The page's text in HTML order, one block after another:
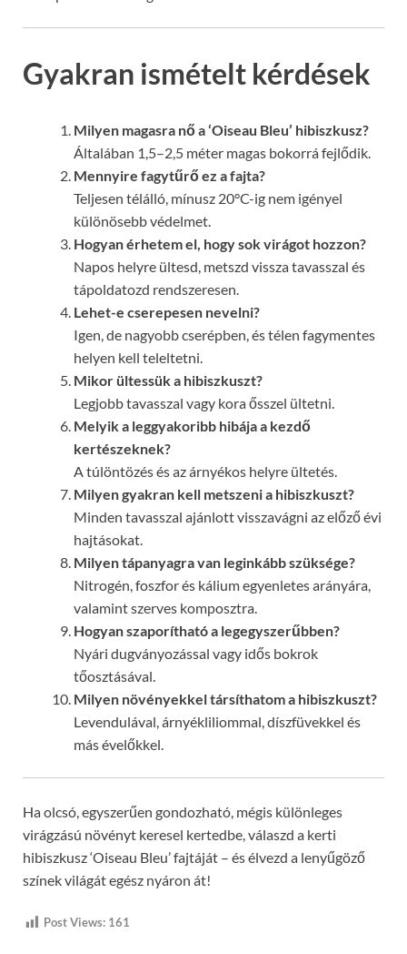
Gyakran ismételt kérdések
Milyen magasra nő a ‘Oiseau Bleu’ hibiszkusz?
Általában 1,5–2,5 méter magas bokorrá fejlődik.
Mennyire fagytűrő ez a fajta?
Teljesen télálló, mínusz 20°C-ig nem igényel
különösebb védelmet.
Hogyan érhetem el, hogy sok virágot hozzon?
Napos helyre ültesd, metszd vissza tavasszal és
tápoldatozd rendszeresen.
Lehet-e cserepesen nevelni?
Igen, de nagyobb cserépben, és télen fagymentes
helyen kell teleltetni.
Mikor ültessük a hibiszkuszt?
Legjobb tavasszal vagy kora ősszel ültetni.
Melyik a leggyakoribb hibája a kezdő
kertészeknek?
A túlöntözés és az árnyékos helyre ültetés.
Milyen gyakran kell metszeni a hibiszkuszt?
Minden tavasszal ajánlott visszavágni az előző évi
hajtásokat.
Milyen tápanyagra van leginkább szüksége?
Nitrogén, foszfor és kálium egyenletes arányára,
valamint szerves komposztra.
Hogyan szaporítható a legegyszerűbben?
Nyári dugványozással vagy idős bokrok
tőosztásával.
Milyen növényekkel társíthatom a hibiszkuszt?
Levendulával, árnyékliliommal, díszfüvekkel és
más évelőkkel.
Ha olcsó, egyszerűen gondozható, mégis különleges
virágzású növényt keresel kertedbe, válaszd a kerti
hibiszkusz ‘Oiseau Bleu’ fajtáját – és élvezd a lenyűgöző
színek világát egész nyáron át!
Post Views: 161